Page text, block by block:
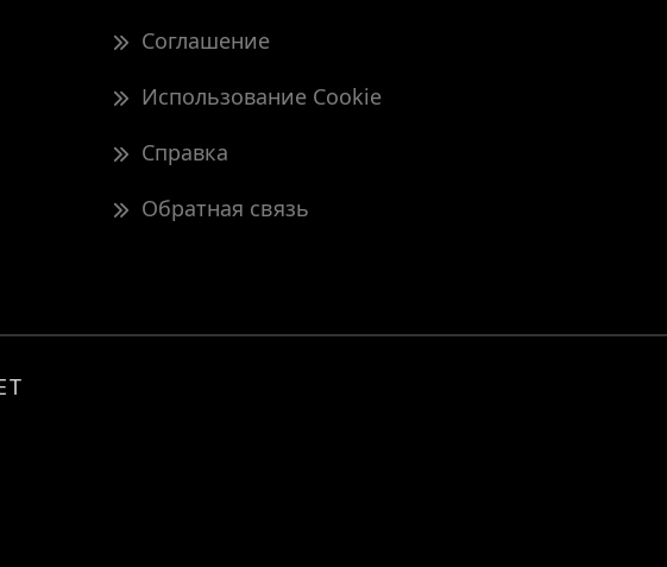
Соглашение
Использование Cookie
Справка
Обратная связь